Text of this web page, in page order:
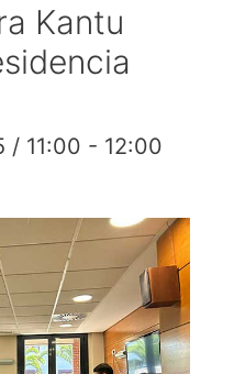
Kantu
/ 11:00 - 12:00